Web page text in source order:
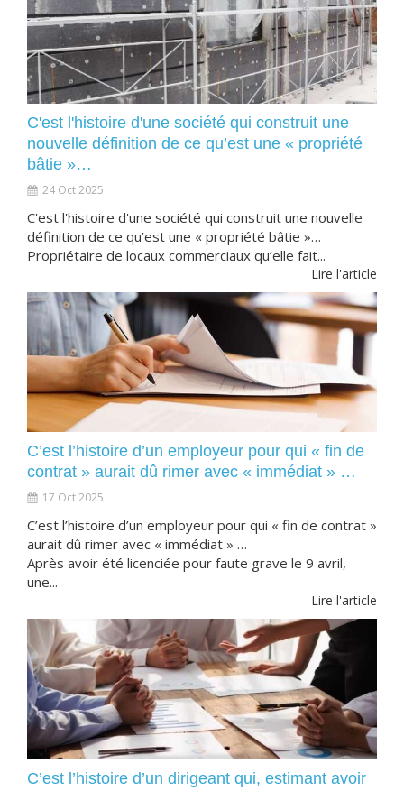
C'est l'histoire d'une société qui construit une
nouvelle définition de ce qu’est une « propriété
bâtie »…
24 Oct 2025
C'est l'histoire d'une société qui construit une nouvelle
définition de ce qu’est une « propriété bâtie »…
Propriétaire de locaux commerciaux qu’elle fait...
Lire l'article
C’est l’histoire d’un employeur pour qui « fin de
contrat » aurait dû rimer avec « immédiat » …
17 Oct 2025
C’est l’histoire d’un employeur pour qui « fin de contrat »
aurait dû rimer avec « immédiat » …
Après avoir été licenciée pour faute grave le 9 avril,
une...
Lire l'article
C’est l’histoire d’un dirigeant qui, estimant avoir